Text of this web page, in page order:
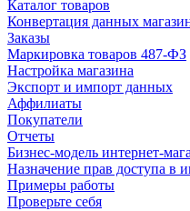
Каталог товаров
Конвертация данных
Заказы
Маркировка товаров 487-ФЗ
Настройка магазина
Экспорт и импорт данных
Аффилиаты
Покупатели
Отчеты
Бизнес-модель интернет-
Назначение прав доступа в
Примеры работы
Проверьте себя